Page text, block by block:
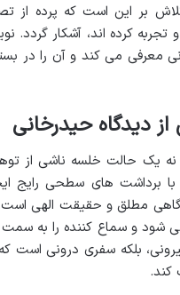
بر این است که پرده از
کرده اند، آشکار گردد.
معرفی می کند و آن را در
دیدگاه حیدرخانی
یک حالت خلسه ناشی از
برداشت های سطحی رایج
مطلق و حقیقت الهی
شود و سماع کننده را به
بلکه سفری درونی است
کند.